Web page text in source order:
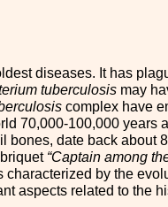
diseases. It has
tuberculosis may
complex have
70,000-100,000 years
bones, date back about
“Captain among
characterized by the
aspects related to the